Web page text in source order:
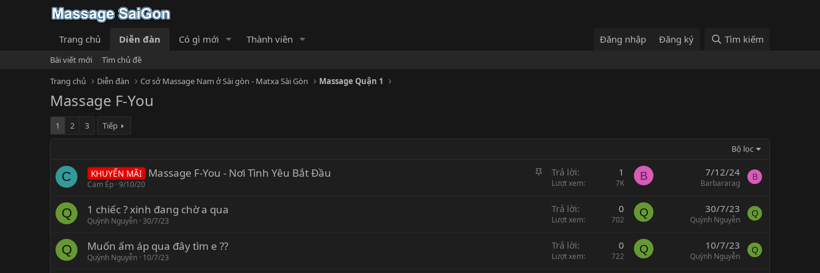
Trang chủ Diễn đàn Có gì mới Thành viên Đăng nhập Đăng ký Tìm kiếm
Bài viết mới
Tìm chủ đề
Trang chủ
Diễn đàn Cơ sở Massage Nam ở Sài gòn - Matxa Sài Gòn Massage Quận 1
Massage F-You
1 2 3 Tiếp
Bộ lọc
C
G
KHUYẾN MÃI Massage F-You - Nơi Tình Yêu Bắt Đầu
Cam Ép 9/10/20
Trả lời 1
Lượt xem 7K
B 7/12/24
Barbararag
B
Q 1 chiếc ? xinh đang chờ a qua
Quỳnh Nguyễn 30/7/23
Trả lời 0
Lượt xem 702
Q 30/7/23
Quỳnh Nguyễn
Q
Q Muốn ấm áp qua đây tìm e ??
Quỳnh Nguyễn 10/7/23
Trả lời 0
Lượt xem 722
Q 10/7/23
Quỳnh Nguyễn
Q